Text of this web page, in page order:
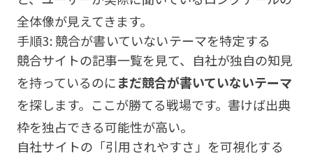
全体像が見えてきます。
手順3: 競合が書いていないテーマを特定する
競合サイトの記事一覧を見て、自社が独自の知見
を持っているのにまだ競合が書いていないテーマ
を探します。ここが勝てる戦場です。書けば出典
枠を独占できる可能性が高い。
自社サイトの「引用されやすさ」を可視化する